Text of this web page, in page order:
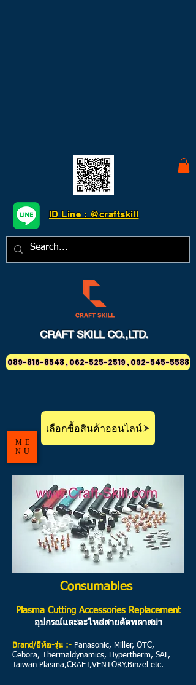
CRAFT SKILL CO.,LTD.
ID Line : @craftskill
089-816-8548 , 062-525-2519 , 092-545-5588
เลือกซื้อสินค้าออนไลน์
ME
NU
Consumables
Plasma Cutting Accessories Replacement
อุปกรณ์และอะไหล่สายตัดพลาสม่า
Brand/ยี่ห้อ-รุ่น :- Panasonic, Miller, OTC,
Cebora, Thermaldynamics, Hypertherm, SAF,
Taiwan Plasma,CRAFT,VENTORY,Binzel etc.